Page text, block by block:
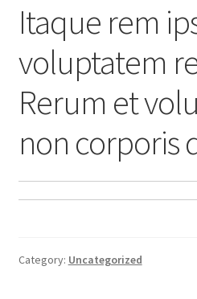
Itaque rem
voluptatem
Rerum et
non corporis
Category: Uncategorized